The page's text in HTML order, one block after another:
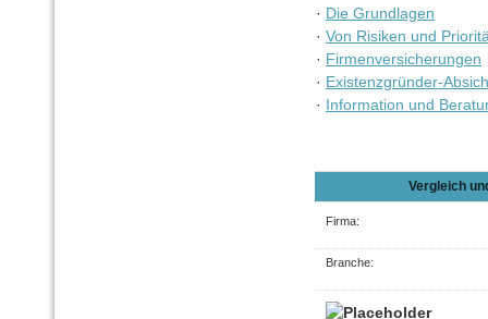
· Die Grundlagen
· Von Risiken und
· Firmenversicherungen
· Existenzgründer-
· Information und
Vergleich
Firma:
Branche: